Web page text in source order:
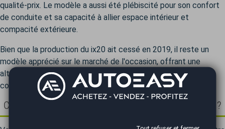
qualité-prix. Le modèle a aussi été plébiscité pour son confort
de conduite et sa capacité à allier espace intérieur et
compacité extérieure.
Bien que la production du ix20 ait cessé en 2019, il reste un
modèle apprécié sur le marché de l'occasion, offrant une
alternative intéressante dans le segment des monospaces
compacts
Comment trouver une Hyundai ix20 au meilleur prix ?